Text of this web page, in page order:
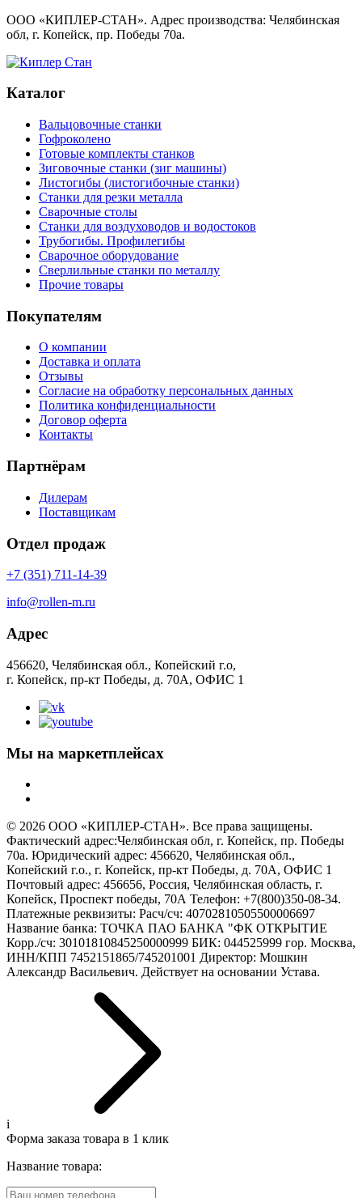
ООО «КИПЛЕР-СТАН». Адрес производства: Челябинская
обл, г. Копейск, пр. Победы 70а.
Каталог
Вальцовочные станки
Гофроколено
Готовые комплекты станков
Зиговочные станки (зиг машины)
Листогибы (листогибочные станки)
Станки для резки металла
Сварочные столы
Станки для воздуховодов и водостоков
Трубогибы. Профилегибы
Сварочное оборудование
Сверлильные станки по металлу
Прочие товары
Покупателям
О компании
Доставка и оплата
Отзывы
Согласие на обработку персональных данных
Политика конфиденциальности
Договор оферта
Контакты
Партнёрам
Дилерам
Поставщикам
Отдел продаж
+7 (351) 711-14-39
info@rollen-m.ru
Адрес
456620, Челябинская обл., Копейский г.о,
г. Копейск, пр-кт Победы, д. 70А, ОФИС 1
Мы на маркетплейсах
© 2026 ООО «КИПЛЕР-СТАН». Все права защищены.
Фактический адрес:Челябинская обл, г. Копейск, пр. Победы
70а. Юридический адрес: 456620, Челябинская обл.,
Копейский г.о., г. Копейск, пр-кт Победы, д. 70А, ОФИС 1
Почтовый адрес: 456656, Россия, Челябинская область, г.
Копейск, Проспект победы, 70А Телефон: +7(800)350-08-34.
Платежные реквизиты: Расч/сч: 40702810505500006697
Название банка: ТОЧКА ПАО БАНКА "ФК ОТКРЫТИЕ
Корр./сч: 30101810845250000999 БИК: 044525999 гор. Москва,
ИНН/КПП 7452151865/745201001 Директор: Мошкин
Александр Васильевич. Действует на основании Устава.
i
Форма заказа товара в 1 клик
Название товара: